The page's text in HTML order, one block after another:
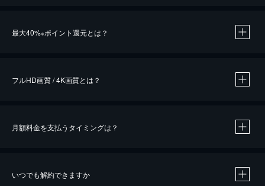
最大40%※ポイント還元とは？
※40％ポイント還元の対象は、クレジットカード決済による作品の購入 / レンタルです。
フルHD画質 / 4K画質とは？
月額料金を支払うタイミングは？
いつでも解約できますか